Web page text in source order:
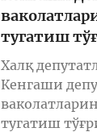
тугатиш
Халқ
Кенгаши
тугатиш